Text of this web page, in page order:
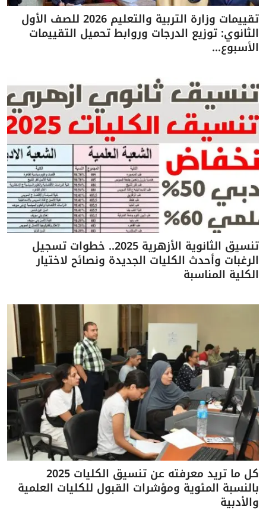
تقييمات وزارة التربية والتعليم 2026 للصف الأول
الثانوي: توزيع الدرجات وروابط تحميل التقييمات
الأسبوع...
تنسيق الثانوية الأزهرية 2025.. خطوات تسجيل
الرغبات وأحدث الكليات الجديدة ونصائح لاختيار
الكلية المناسبة
كل ما تريد معرفته عن تنسيق الكليات 2025
بالنسبة المئوية ومؤشرات القبول للكليات العلمية
والأدبية